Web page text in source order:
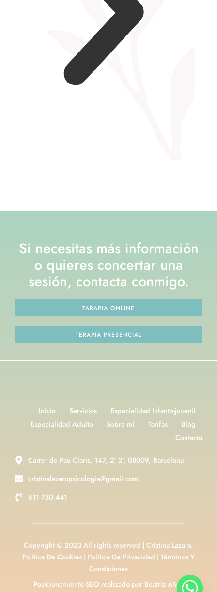
Si necesitas más información
o quieres concertar una
sesión, contacta conmigo.
TARAPIA ONLINE
TERAPIA PRESENCIAL
Inicio Servicios
Especialidad Infanto-juvenil
Especialidad Adulto
Sobre mí Tarifas
Blog
Contacto
Carrer de Pau Claris, 147, 2º 2ª, 08009, Barcelona
cristinalazaropsicologia@gmail.com
611 780 441
Copyright © 2023 All rights reserved | Cristina Lazaro.
Política De Cookies | Política De Privacidad | Términos Y
Condiciones
Posicionamiento SEO realizado por Beatriz Añón